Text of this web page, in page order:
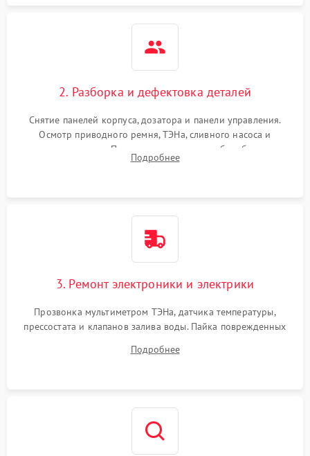
2. Разборка и дефектовка деталей
Снятие панелей корпуса, дозатора и панели управления.
Осмотр приводного ремня, ТЭНа, сливного насоса и
амортизаторов. Проверка подшипников барабана и
крестовины на износ, а манжеты люка на разрывы.
Подробнее
3. Ремонт электроники и электрики
Прозвонка мультиметром ТЭНа, датчика температуры,
прессостата и клапанов залива воды. Пайка поврежденных
Восстановление целостности проводки и контактов.
Подробнее